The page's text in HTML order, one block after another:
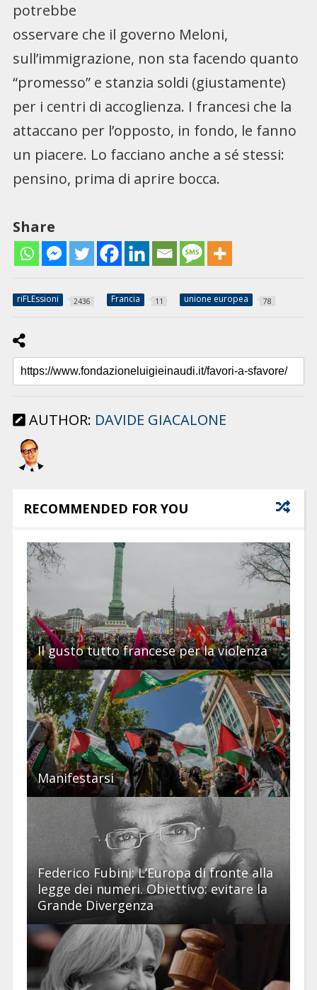
potrebbe
osservare che il governo Meloni,
sull’immigrazione, non sta facendo quanto
“promesso” e stanzia soldi (giustamente)
per i centri di accoglienza. I francesi che la
attaccano per l’opposto, in fondo, le fanno
un piacere. Lo facciano anche a sé stessi:
pensino, prima di aprire bocca.
Share
riFLEssioni 2436 Francia 11 unione europea 78
AUTHOR: DAVIDE GIACALONE
RECOMMENDED FOR YOU
Il gusto tutto francese per la violenza
Manifestarsi
Federico Fubini: L’Europa di fronte alla
legge dei numeri. Obiettivo: evitare la
Grande Divergenza